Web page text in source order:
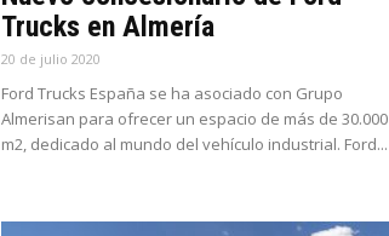
Trucks en Almería
20 de julio 2020
Ford Trucks España se ha asociado con Grupo
Almerisan para ofrecer un espacio de más de 30.000
m2, dedicado al mundo del vehículo industrial. Ford...